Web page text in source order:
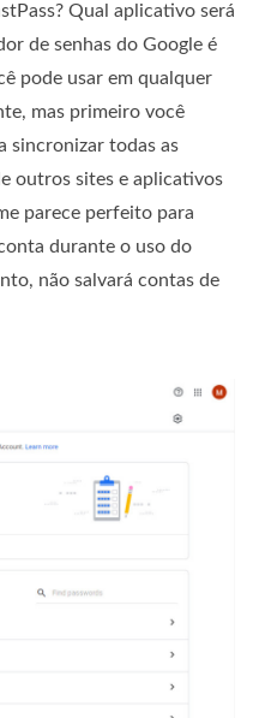
Qual aplicativo será
de senhas do Google é
pode usar em qualquer
mas primeiro você
sincronizar todas as
outros sites e aplicativos
parece perfeito para
durante o uso do
não salvará contas de